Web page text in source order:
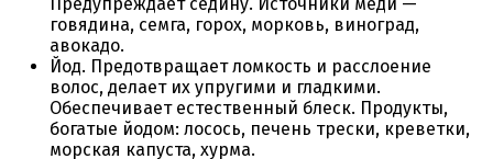
говядина, семга, горох, морковь, виноград,
авокадо.
Йод. Предотвращает ломкость и расслоение
волос, делает их упругими и гладкими.
Обеспечивает естественный блеск. Продукты,
богатые йодом: лосось, печень трески, креветки,
морская капуста, хурма.